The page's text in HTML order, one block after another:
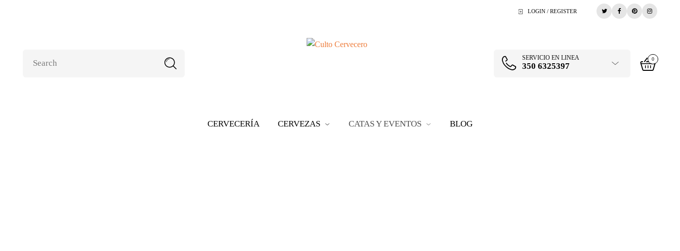
LOGIN / REGISTER
SERVICIO EN LINEA
350 6325397
0
CERVECERÍA CERVEZAS CATAS Y EVENTOS BLOG